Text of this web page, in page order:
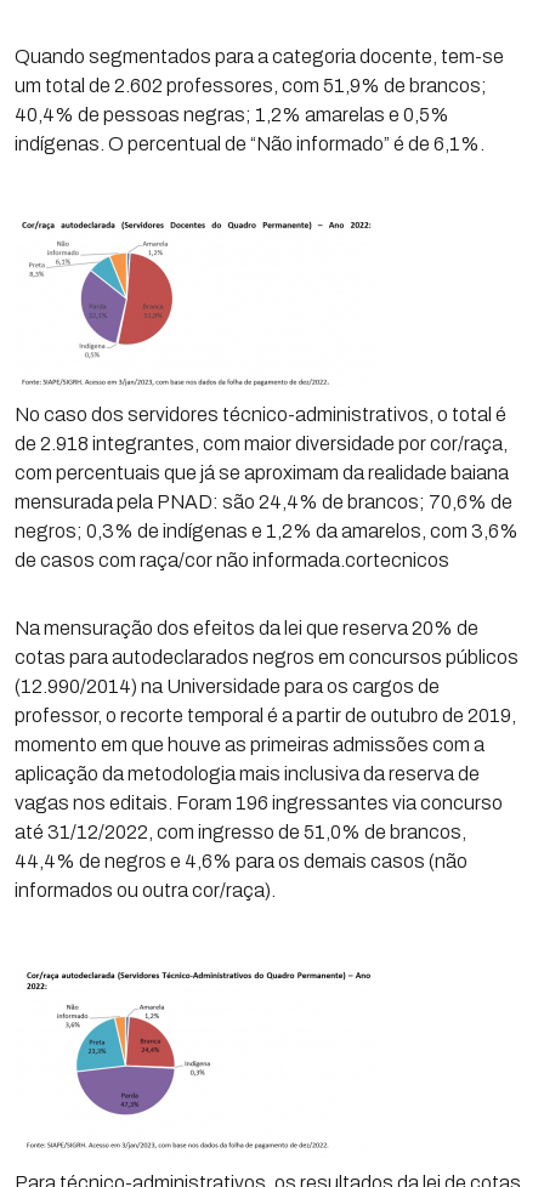
Quando segmentados para a categoria docente, tem-se
um total de 2.602 professores, com 51,9% de brancos;
40,4% de pessoas negras; 1,2% amarelas e 0,5%
indígenas. O percentual de “Não informado” é de 6,1%.
No caso dos servidores técnico-administrativos, o total é
de 2.918 integrantes, com maior diversidade por cor/raça,
com percentuais que já se aproximam da realidade baiana
mensurada pela PNAD: são 24,4% de brancos; 70,6% de
negros; 0,3% de indígenas e 1,2% da amarelos, com 3,6%
de casos com raça/cor não informada.cortecnicos
Na mensuração dos efeitos da lei que reserva 20% de
cotas para autodeclarados negros em concursos públicos
(12.990/2014) na Universidade para os cargos de
professor, o recorte temporal é a partir de outubro de 2019,
momento em que houve as primeiras admissões com a
aplicação da metodologia mais inclusiva da reserva de
vagas nos editais. Foram 196 ingressantes via concurso
até 31/12/2022, com ingresso de 51,0% de brancos,
44,4% de negros e 4,6% para os demais casos (não
informados ou outra cor/raça).
Para técnico-administrativos, os resultados da lei de cotas